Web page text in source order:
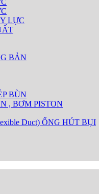
LỰC
BẢN
BÙN
, BƠM PISTON
Duct) ỐNG HÚT BỤI